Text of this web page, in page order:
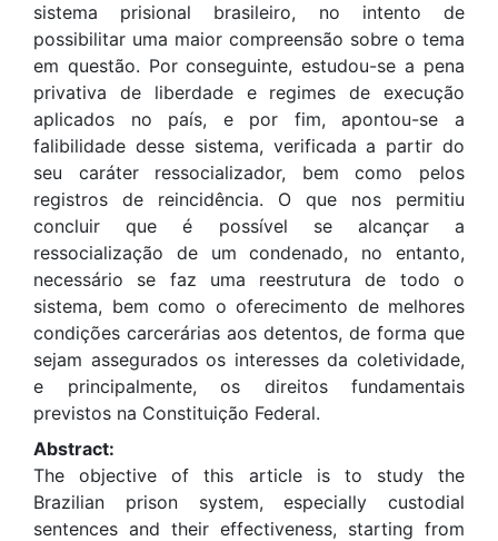
sistema prisional brasileiro, no intento de
possibilitar uma maior compreensão sobre o tema
em questão. Por conseguinte, estudou-se a pena
privativa de liberdade e regimes de execução
aplicados no país, e por fim, apontou-se a
falibilidade desse sistema, verificada a partir do
seu caráter ressocializador, bem como pelos
registros de reincidência. O que nos permitiu
concluir que é possível se alcançar a
ressocialização de um condenado, no entanto,
necessário se faz uma reestrutura de todo o
sistema, bem como o oferecimento de melhores
condições carcerárias aos detentos, de forma que
sejam assegurados os interesses da coletividade,
e principalmente, os direitos fundamentais
previstos na Constituição Federal.
Abstract:
The objective of this article is to study the
Brazilian prison system, especially custodial
sentences and their effectiveness, starting from